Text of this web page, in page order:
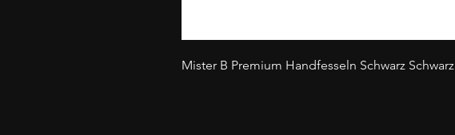
Mister B Premium Handfesseln Schwarz Schwarz